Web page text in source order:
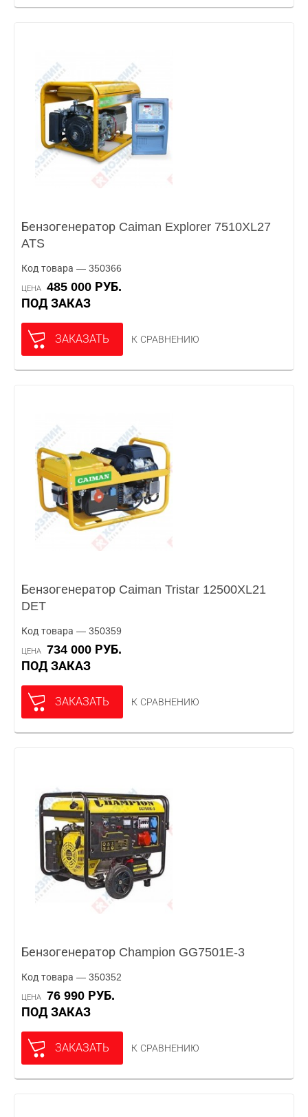
Бензогенератор Caiman Explorer 7510XL27
ATS
Код товара — 350366
ЦЕНА
485 000 РУБ.
ПОД ЗАКАЗ
ЗАКАЗАТЬ К СРАВНЕНИЮ
Бензогенератор Caiman Tristar 12500XL21
DET
Код товара — 350359
ЦЕНА
734 000 РУБ.
ПОД ЗАКАЗ
ЗАКАЗАТЬ К СРАВНЕНИЮ
Бензогенератор Champion GG7501E-3
Код товара — 350352
ЦЕНА
76 990 РУБ.
ПОД ЗАКАЗ
ЗАКАЗАТЬ К СРАВНЕНИЮ